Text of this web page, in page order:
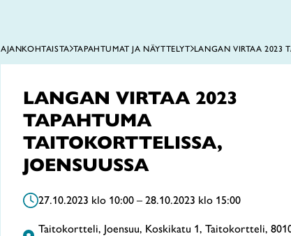
AJANKOHTAISTA TAPAHTUMAT JA NÄYTTELYT LANGAN VIRTAA 2023
LANGAN VIRTAA 2023
TAPAHTUMA
TAITOKORTTELISSA,
JOENSUUSSA
27.10.2023 klo 10:00 – 28.10.2023 klo 15:00
Taitokortteli, Joensuu, Koskikatu 1, Taitokortteli,